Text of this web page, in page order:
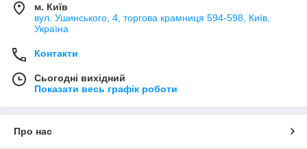
м. Київ
вул. Ушинського, 4, торгова крамниця 594-598, Київ,
Україна
Контакти
Сьогодні вихідний
Показати весь графік роботи
Про нас